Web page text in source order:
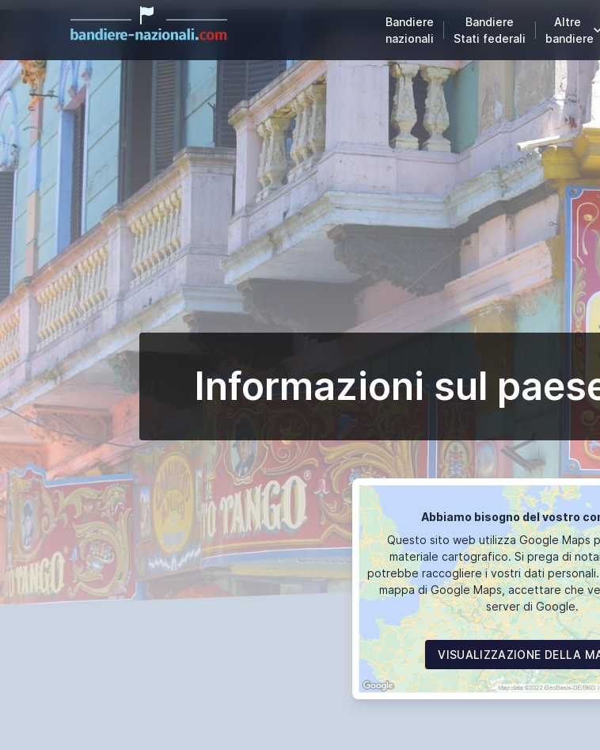
Bandiere
nazionali
Bandiere
Stati federali
Altre
bandiere
Informazioni sul
Abbiamo bisogno del vostro
Questo sito web utilizza Google Maps
materiale cartografico. Si prega di
potrebbe raccogliere i vostri dati personali.
mappa di Google Maps, accettare che
server di Google.
VISUALIZZAZIONE DELLA